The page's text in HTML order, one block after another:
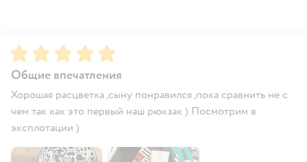
Рейтинг:5
Общие впечатления
Хорошая расцветка ,сыну понравился ,пока сравнить не с
чем так как это первый наш рюкзак ) Посмотрим в
эксплотации )